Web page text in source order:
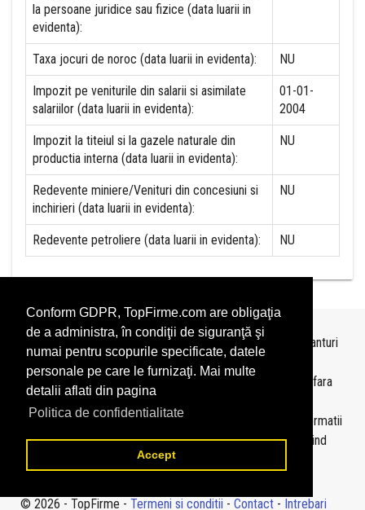
Conform GDPR, TopFirme.com are obligaţia
de a administra, în condiţii de siguranţă şi
numai pentru scopurile specificate, datele
personale pe care le furnizaţi. Mai multe
detalii aflati din pagina
Politica de confidentialitate
Accept
la persoane juridice sau fizice (data luarii in
evidenta):
Taxa jocuri de noroc (data luarii in evidenta): NU
Impozit pe veniturile din salarii si asimilate
salariilor (data luarii in evidenta):
01-01-
2004
Impozit la titeiul si la gazele naturale din
productia interna (data luarii in evidenta):
NU
Redevente miniere/Venituri din concesiuni si
inchirieri (data luarii in evidenta):
NU
Redevente petroliere (data luarii in evidenta): NU
Topurile sunt realizate de TopFirme
pe baza ultimelor bilanturi
depuse si au scop informativ.
Este interzisa folosirea topurilor fara acordul TopFirme si fara
Daca doriti sa achizitionatitopuri personalizate
sau informatii
despre agentii economici va rugam sa ne contactati folosind
© 2026 - TopFirme - Termeni si conditii - Contact - Intrebari